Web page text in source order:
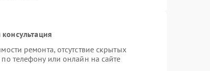
ремонта, отсутствие скрытых
телефону или онлайн на сайте